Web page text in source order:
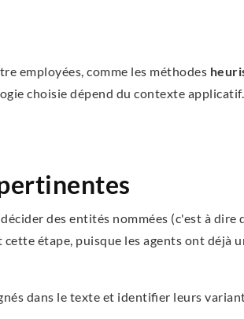
employées, comme les méthodes
choisie dépend du contexte
des entités nommées (c'est à dire
étape, puisque les agents ont déjà
dans le texte et identifier leurs